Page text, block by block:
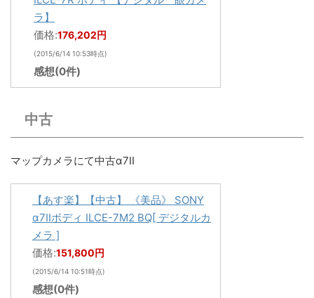
ラ】
価格:176,202円
(2015/6/14 10:53時点)
感想(0件)
中古
マップカメラにて中古α7II
【あす楽】【中古】 《美品》 SONY
α7IIボディ ILCE-7M2 BQ[ デジタルカ
メラ ]
価格:151,800円
(2015/6/14 10:51時点)
感想(0件)